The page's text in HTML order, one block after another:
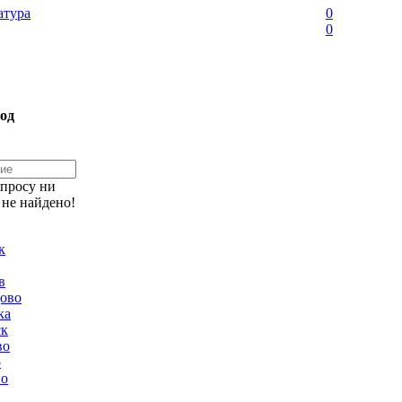
0
0
ни
найдено!